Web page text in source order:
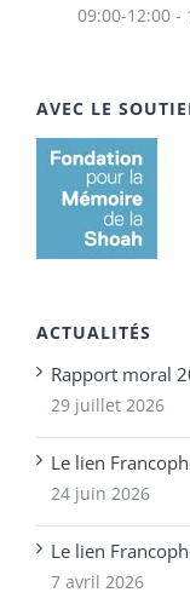
09:00-12:00 -
AVEC LE
ACTUALITÉS
Rapport moral
29 juillet 2026
Le lien
24 juin 2026
Le lien
7 avril 2026